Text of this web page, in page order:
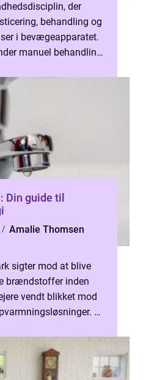
der
behandling og
i bevægeapparatet.
manuel behandling
Din guide til
Amalie Thomsen
sigter mod at blive
brændstoffer inden
vendt blikket mod
En